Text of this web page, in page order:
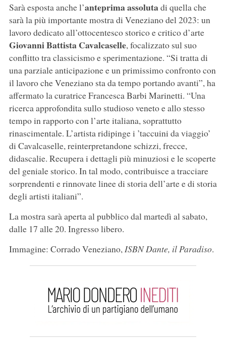
Sarà esposta anche l’anteprima assolutadi quella che
sarà la più importante mostra di Veneziano del 2023: un
lavoro dedicato all’ottocentesco storico e critico d’arte
GiovanniBattista Cavalcaselle, focalizzato sul suo
conflitto tra classicismo e sperimentazione. “Si tratta di
una parziale anticipazione e un primissimo confronto con
il lavoro che Veneziano sta da tempo portando avanti”, ha
affermato la curatrice Francesca Barbi Marinetti. “Una
ricerca approfondita sullo studioso veneto e allo stesso
tempo in rapporto con l’arte italiana, soprattutto
rinascimentale. L’artista ridipinge i ’taccuini da viaggio’
di Cavalcaselle, reinterpretandone schizzi, frecce,
didascalie. Recupera i dettagli più minuziosi e le scoperte
del geniale storico. In tal modo, contribuisce a tracciare
sorprendenti e rinnovate linee di storia dell’arte e di storia
degli artisti italiani”.
La mostra sarà aperta al pubblico dal martedì al sabato,
dalle 17 alle 20. Ingresso libero.
Immagine: Corrado Veneziano,ISBN Dante, il Paradiso.